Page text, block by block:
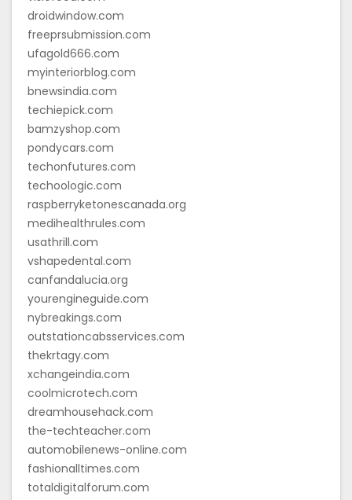
droidwindow.com
freeprsubmission.com
ufagold666.com
myinteriorblog.com
bnewsindia.com
techiepick.com
bamzyshop.com
pondycars.com
techonfutures.com
techoologic.com
raspberryketonescanada.org
medihealthrules.com
usathrill.com
vshapedental.com
canfandalucia.org
yourengineguide.com
nybreakings.com
outstationcabsservices.com
thekrtagy.com
xchangeindia.com
coolmicrotech.com
dreamhousehack.com
the-techteacher.com
automobilenews-online.com
fashionalltimes.com
totaldigitalforum.com